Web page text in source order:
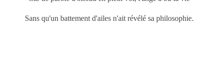
Sans qu'un battement d'ailes n'ait révélé sa philosophie.